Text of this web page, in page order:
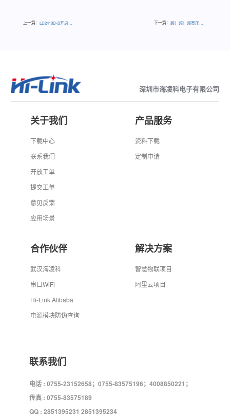
上一篇： LD2410D-B开启环境自适应感知 下一篇： 超！超！超宽压输入电源UR(A)B_YMD-15WR3
深圳市海凌科电子有限公司
关于我们
下载中心
联系我们
开放工单
提交工单
意见反馈
应用场景
产品服务
资料下载
定制申请
合作伙伴
武汉海凌科
串口WiFi
Hi-Link Alibaba
电源模块防伪查询
解决方案
智慧物联项目
阿里云项目
联系我们
电话 : 0755-23152658；0755-83575196；4008850221；
传真 : 0755-83575189
QQ : 2851395231 2851395234